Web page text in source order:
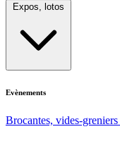
Expos, lotos
Evènements
Brocantes, vides-greniers